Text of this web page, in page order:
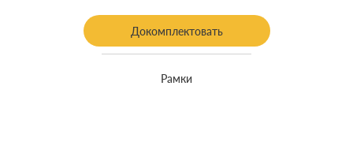
Комплектация: механизм без накладки и рамки
встроенный монтаж
Докомплектовать
Рамки